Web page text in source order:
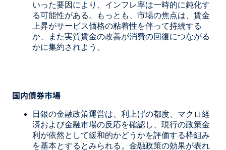
いった要因により、インフレ率は一時的に鈍化す
る可能性がある。もっとも、市場の焦点は、賃金
上昇がサービス価格の粘着性を伴って持続する
か、また実質賃金の改善が消費の回復につながる
かに集約されよう。
国内債券市場
日銀の金融政策運営は、利上げの都度、マクロ経
済および金融市場の反応を確認し、現行の政策金
利が依然として緩和的かどうかを評価する枠組み
を基本とするとみられる。金融政策の効果が表れ